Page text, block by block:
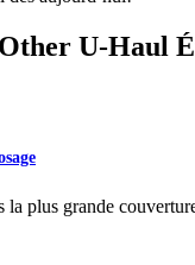
U-Haul
la plus grande